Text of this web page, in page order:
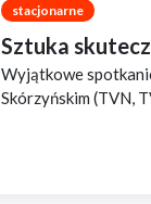
stacjonarne
Sztuka
Wyjątkowe
Skórzyńskim (TVN,